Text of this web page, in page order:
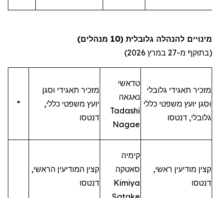
מינויים להנהלה גלובלית (10 מנהלים)
(בתוקף מ-27 במרץ
*
מזכיר תאגידי וסגן
יועץ משפטי כללי,
דנטסו
טדאשי
נאגאה
Tadashi
Nagae
מזכיר תאגידי גלובלי
וסגן יועץ משפטי כללי
גלובלי, דנטסו
קצין המודיעין הראשי,
דנטסו
קימיה
סאטקה
Kimiya
קצין מודיעין ראשי,
דנטסו